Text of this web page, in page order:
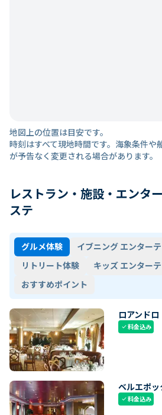
地図上の位置は目安です。
時刻はすべて現地時間です。海象条件や
が予告なく変更される場合があります。
レストラン・施設・エンタ
ステ
グルメ体験
イブニング エンター
リトリート体験
キッズ エンター
おすすめポイント
ロアンドロ
check料金込み
ベルエポッ
check料金込み